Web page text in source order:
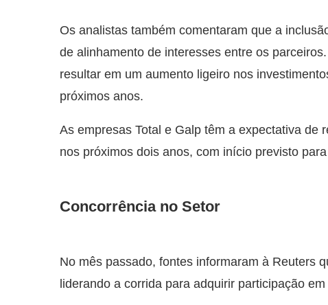
Os analistas também comentaram que a
de alinhamento de interesses entre os
resultar em um aumento ligeiro nos
próximos anos.
As empresas Total e Galp têm a expectativa de
nos próximos dois anos, com início previsto
Concorrência no Setor
No mês passado, fontes informaram à Reuters
liderando a corrida para adquirir participação